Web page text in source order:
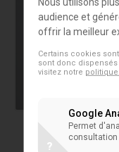
Produits
audience et
offrir la meilleur
Certains cookies
sont donc
visitez notre
Google
Permet
?